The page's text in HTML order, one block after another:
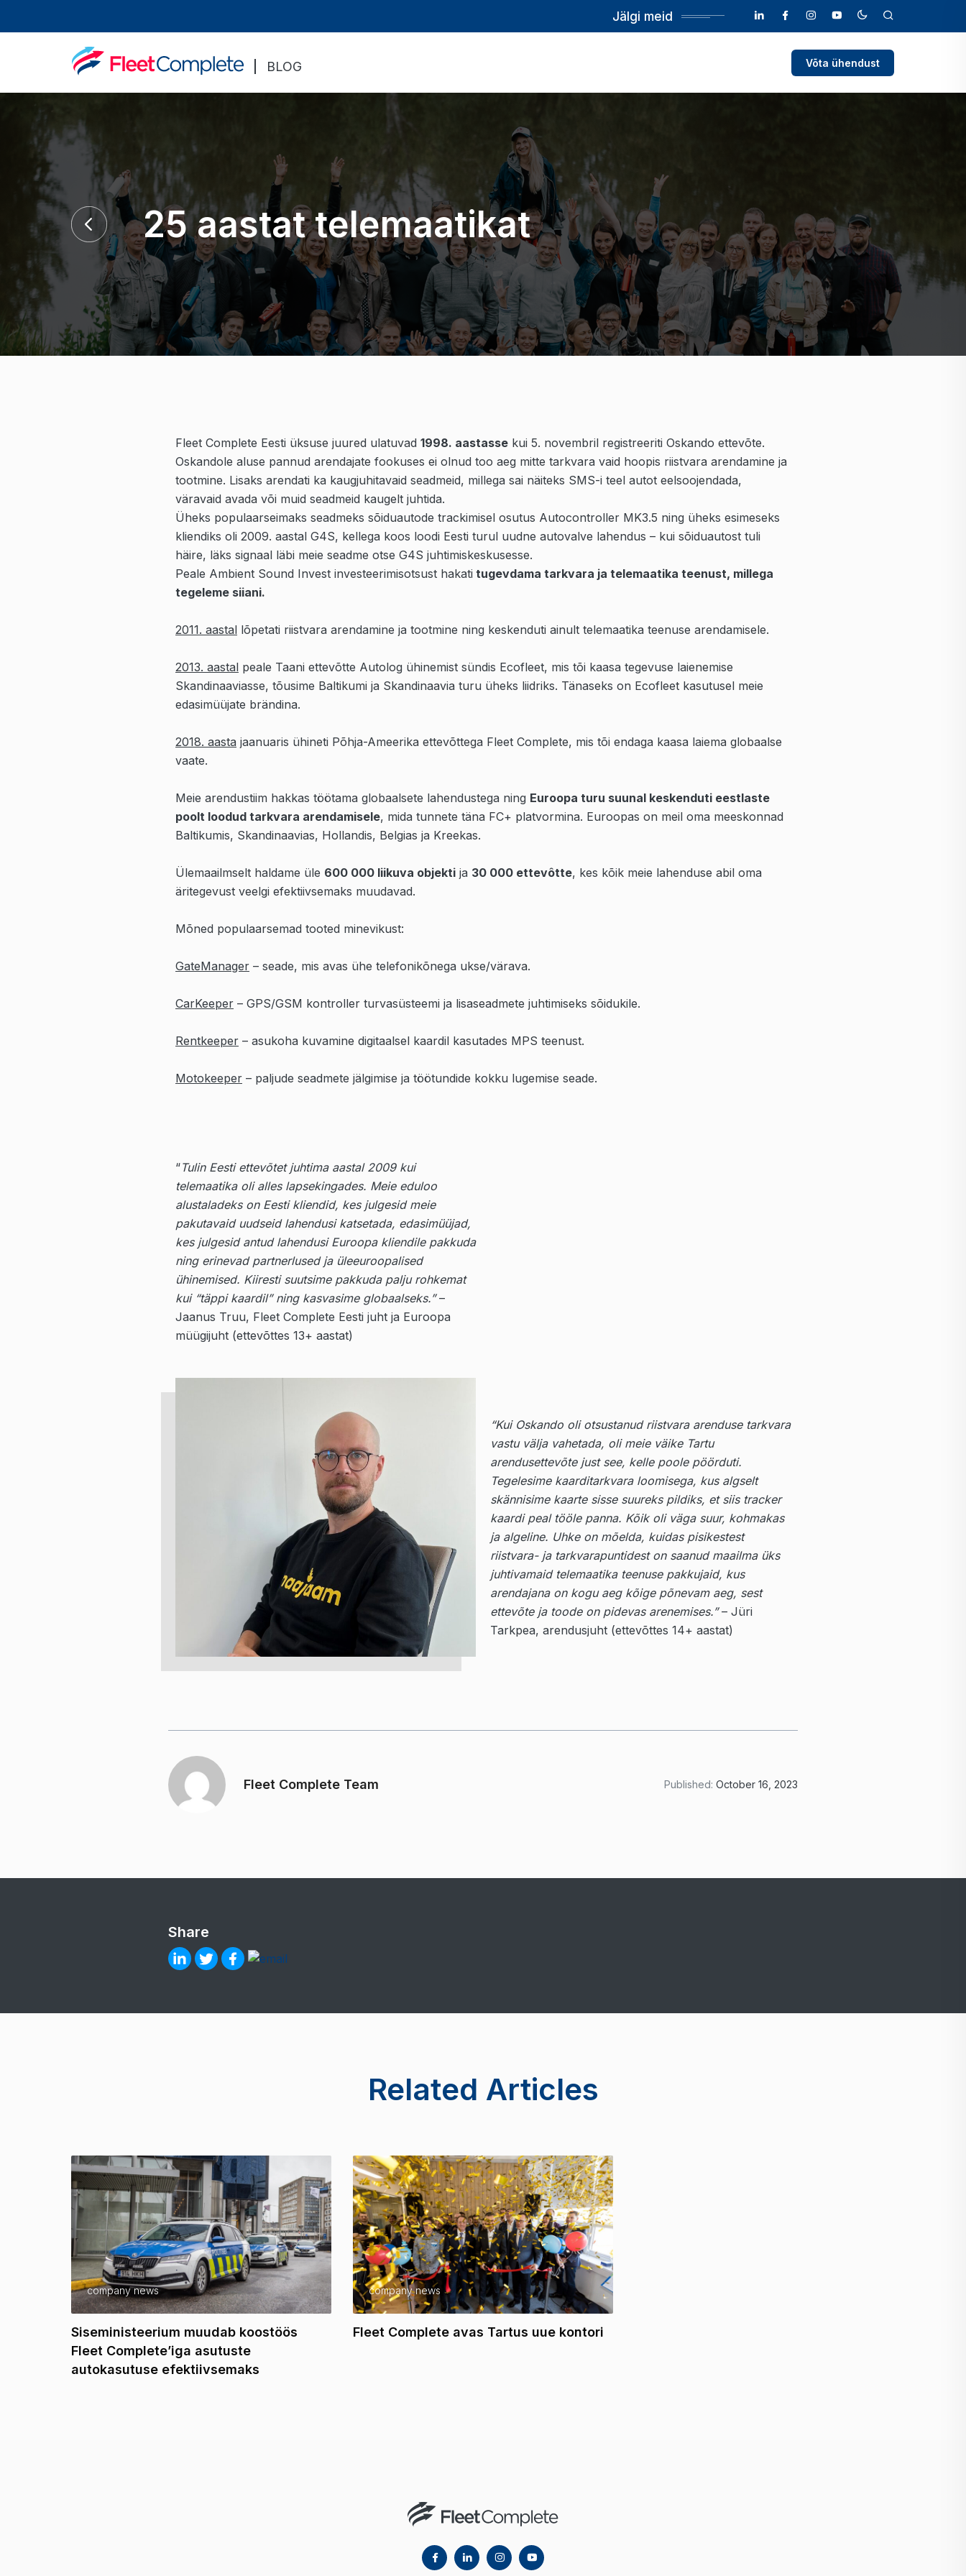
Jälgi meid
BLOG Võta ühendust
25 aastat telemaatikat
Fleet Complete Eesti üksuse juured ulatuvad 1998. aastasse kui 5. novembril registreeriti Oskando ettevõte.
Oskandole aluse pannud arendajate fookuses ei olnud too aeg mitte tarkvara vaid hoopis riistvara arendamine ja
tootmine. Lisaks arendati ka kaugjuhitavaid seadmeid, millega sai näiteks SMS-i teel autot eelsoojendada,
väravaid avada või muid seadmeid kaugelt juhtida.
Üheks populaarseimaks seadmeks sõiduautode trackimisel osutus Autocontroller MK3.5 ning üheks esimeseks
kliendiks oli 2009. aastal G4S, kellega koos loodi Eesti turul uudne autovalve lahendus – kui sõiduautost tuli
häire, läks signaal läbi meie seadme otse G4S juhtimiskeskusesse.
Peale Ambient Sound Invest investeerimisotsust hakati tugevdama tarkvara ja telemaatika teenust, millega
tegeleme siiani.
2011. aastal lõpetati riistvara arendamine ja tootmine ning keskenduti ainult telemaatika teenuse arendamisele.
2013. aastal peale Taani ettevõtte Autolog ühinemist sündis Ecofleet, mis tõi kaasa tegevuse laienemise
Skandinaaviasse, tõusime Baltikumi ja Skandinaavia turu üheks liidriks. Tänaseks on Ecofleet kasutusel meie
edasimüüjate brändina.
2018. aasta jaanuaris ühineti Põhja-Ameerika ettevõttega Fleet Complete, mis tõi endaga kaasa laiema globaalse
vaate.
Meie arendustiim hakkas töötama globaalsete lahendustega ning Euroopa turu suunal keskenduti eestlaste
poolt loodud tarkvara arendamisele, mida tunnete täna FC+ platvormina. Euroopas on meil oma meeskonnad
Baltikumis, Skandinaavias, Hollandis, Belgias ja Kreekas.
Ülemaailmselt haldame üle 600 000 liikuva objekti ja 30 000 ettevôtte, kes kõik meie lahenduse abil oma
äritegevust veelgi efektiivsemaks muudavad.
Mõned populaarsemad tooted minevikust:
GateManager – seade, mis avas ühe telefonikõnega ukse/värava.
CarKeeper – GPS/GSM kontroller turvasüsteemi ja lisaseadmete juhtimiseks sõidukile.
Rentkeeper – asukoha kuvamine digitaalsel kaardil kasutades MPS teenust.
Motokeeper – paljude seadmete jälgimise ja töötundide kokku lugemise seade.
“Tulin Eesti ettevõtet juhtima aastal 2009 kui
telemaatika oli alles lapsekingades. Meie eduloo
alustaladeks on Eesti kliendid, kes julgesid meie
pakutavaid uudseid lahendusi katsetada, edasimüüjad,
kes julgesid antud lahendusi Euroopa kliendile pakkuda
ning erinevad partnerlused ja üleeuroopalised
ühinemised. Kiiresti suutsime pakkuda palju rohkemat
kui “täppi kaardil” ning kasvasime globaalseks.”–
Jaanus Truu, Fleet Complete Eesti juht ja Euroopa
müügijuht (ettevõttes 13+ aastat)
“Kui Oskando oli otsustanud riistvara arenduse tarkvara
vastu välja vahetada, oli meie väike Tartu
arendusettevõte just see, kelle poole pöörduti.
Tegelesime kaarditarkvara loomisega, kus algselt
skännisime kaarte sisse suureks pildiks, et siis tracker
kaardi peal tööle panna. Kõik oli väga suur, kohmakas
ja algeline. Uhke on mõelda, kuidas pisikestest
riistvara- ja tarkvarapuntidest on saanud maailma üks
juhtivamaid telemaatika teenuse pakkujaid, kus
arendajana on kogu aeg kõige põnevam aeg, sest
ettevõte ja toode on pidevas arenemises.”– Jüri
Tarkpea, arendusjuht (ettevõttes 14+ aastat)
Fleet Complete Team Published: October 16, 2023
Share
Related Articles
company news
Siseministeerium muudab koostöös
Fleet Complete’iga asutuste
autokasutuse efektiivsemaks
company news
Fleet Complete avas Tartus uue kontori